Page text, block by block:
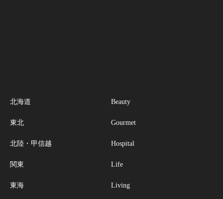
北海道
東北
北陸・甲信越
関東
東海
Beauty
Gourmet
Hospital
Life
Living